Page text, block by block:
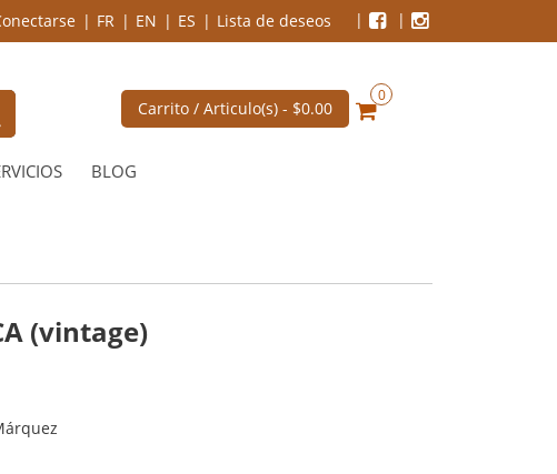
FR EN ES Lista de deseos
Carrito / Articulo(s) - $0.00
0
BLOG
(vintage)